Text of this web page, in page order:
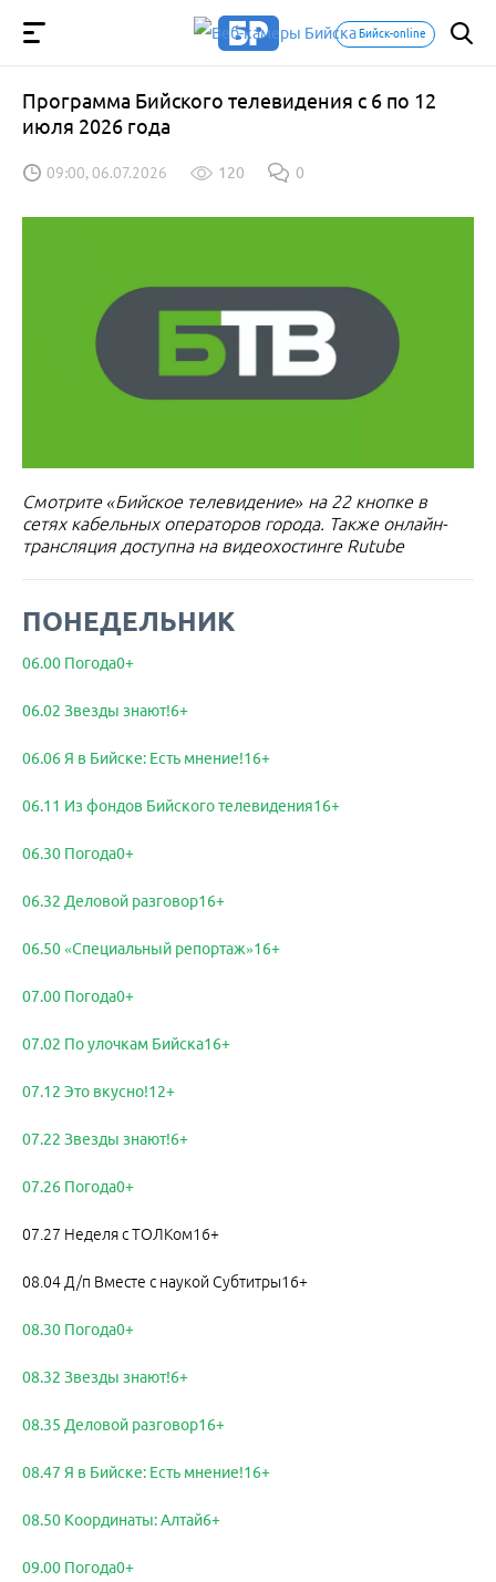
Бийск-online
Программа Бийского телевидения с 6 по 12
июля 2026 года
09:00, 06.07.2026 120 0
Смотрите «Бийское телевидение» на 22 кнопке в
сетях кабельных операторов города. Также онлайн-
трансляция доступна на видеохостинге Rutube
ПОНЕДЕЛЬНИК
06.00 Погода0+
06.02 Звезды знают!6+
06.06 Я в Бийске: Есть мнение!16+
06.11 Из фондов Бийского телевидения16+
06.30 Погода0+
06.32 Деловой разговор16+
06.50 «Специальный репортаж»16+
07.00 Погода0+
07.02 По улочкам Бийска16+
07.12 Это вкусно!12+
07.22 Звезды знают!6+
07.26 Погода0+
07.27 Неделя с ТОЛКом16+
08.04 Д/п Вместе с наукой Субтитры16+
08.30 Погода0+
08.32 Звезды знают!6+
08.35 Деловой разговор16+
08.47 Я в Бийске: Есть мнение!16+
08.50 Координаты: Алтай6+
09.00 Погода0+